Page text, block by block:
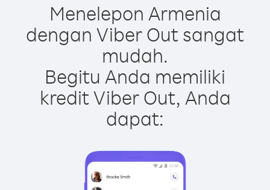
Menelepon Armenia
dengan Viber Out sangat
mudah.
Begitu Anda memiliki
kredit Viber Out, Anda
dapat: